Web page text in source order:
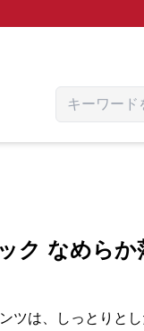
ク なめらか
ツは、しっとりと